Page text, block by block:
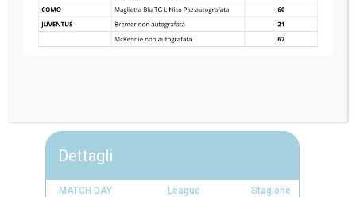
Dettagli
MATCH DAY League Stagione